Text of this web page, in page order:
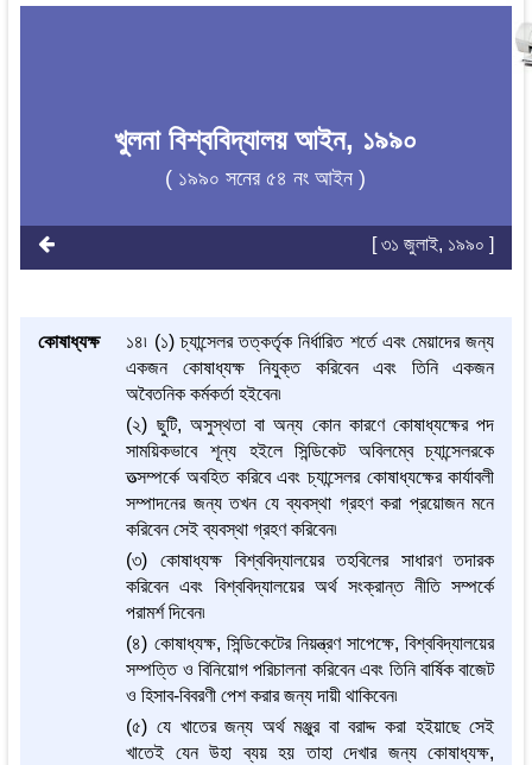
খুলনা বিশ্ববিদ্যালয় আইন, ১৯৯০
( ১৯৯০ সনের ৫৪ নং আইন )
[ ৩১ জুলাই, ১৯৯০ ]
কোষাধ্যক্ষ
১৪৷ (১) চ্যান্সেলর তত্কর্তৃক নির্ধারিত শর্তে এবং মেয়াদের জন্য
একজন কোষাধ্যক্ষ নিযুক্ত করিবেন এবং তিনি একজন
অবৈতনিক কর্মকর্তা হইবেন৷
(২) ছুটি, অসুস্থতা বা অন্য কোন কারণে কোষাধ্যক্ষের পদ
সাময়িকভাবে শূন্য হইলে সিন্ডিকেট অবিলম্বে চ্যান্সেলরকে
তত্সম্পর্কে অবহিত করিবে এবং চ্যান্সেলর কোষাধ্যক্ষের কার্যাবলী
সম্পাদনের জন্য তখন যে ব্যবস্থা গ্রহণ করা প্রয়োজন মনে
করিবেন সেই ব্যবস্থা গ্রহণ করিবেন৷
(৩) কোষাধ্যক্ষ বিশ্ববিদ্যালয়ের তহবিলের সাধারণ তদারক
করিবেন এবং বিশ্ববিদ্যালয়ের অর্থ সংক্রান্ত নীতি সম্পর্কে
পরামর্শ দিবেন৷
(৪) কোষাধ্যক্ষ, সিন্ডিকেটের নিয়ন্ত্রণ সাপেক্ষে, বিশ্ববিদ্যালয়ের
সম্পত্তি ও বিনিয়োগ পরিচালনা করিবেন এবং তিনি বার্ষিক বাজেট
ও হিসাব-বিবরণী পেশ করার জন্য দায়ী থাকিবেন৷
(৫) যে খাতের জন্য অর্থ মঞ্জুর বা বরাদ্দ করা হইয়াছে সেই
খাতেই যেন উহা ব্যয় হয় তাহা দেখার জন্য কোষাধ্যক্ষ,